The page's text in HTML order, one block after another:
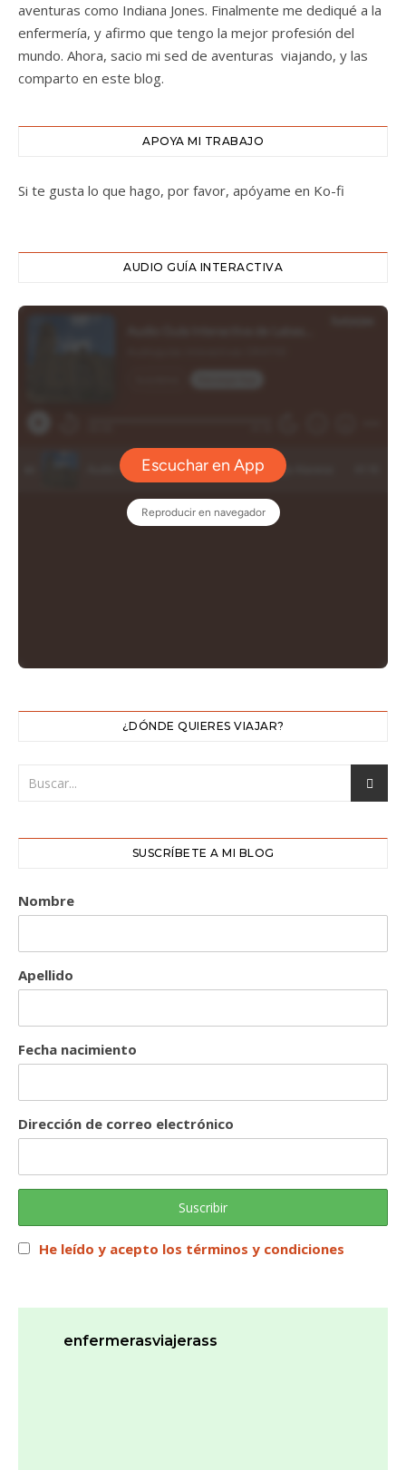
aventuras como Indiana Jones. Finalmente me dediqué a la
enfermería, y afirmo que tengo la mejor profesión del
mundo. Ahora, sacio mi sed de aventuras viajando, y las
comparto en este blog.
APOYA MI TRABAJO
Si te gusta lo que hago, por favor, apóyame en Ko-fi
AUDIO GUÍA INTERACTIVA
¿DÓNDE QUIERES VIAJAR?
SUSCRÍBETE A MI BLOG
Nombre
Apellido
Fecha nacimiento
Dirección de correo electrónico
He leído y acepto los términos y condiciones
enfermerasviajerass